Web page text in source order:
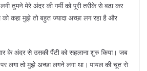
तुमने मेरे अंदर की गर्मी को पूरी तरीके से बढा कर
कहा मुझे तो बहुत ज्यादा अच्छा लग रहा है और
के अंदर से उसकी पैंटी को सहलाना शुरु किया। जब
लगा तो मुझे अच्छा लगने लगा था। पायल की चूत से